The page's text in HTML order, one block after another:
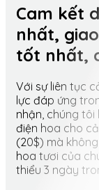
Cam kết
nhất,
tốt nhất,
Với sự liên tục
lực đáp ứng
nhận, chúng
điện hoa cho
(20$) mà
hoa tươi của
thiểu 3 ngày